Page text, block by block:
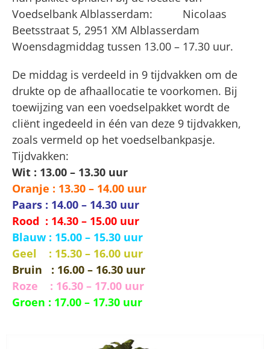
Voedselbank Alblasserdam: Nicolaas
Beetsstraat 5, 2951 XM Alblasserdam
Woensdagmiddag tussen 13.00 – 17.30 uur.
De middag is verdeeld in 9 tijdvakken om de
drukte op de afhaallocatie te voorkomen. Bij
toewijzing van een voedselpakket wordt de
cliënt ingedeeld in één van deze 9 tijdvakken,
zoals vermeld op het voedselbankpasje.
Tijdvakken:
Wit : 13.00 – 13.30 uur
Oranje : 13.30 – 14.00 uur
Paars : 14.00 – 14.30 uur
Rood : 14.30 – 15.00 uur
Blauw : 15.00 – 15.30 uur
Geel : 15.30 – 16.00 uur
Bruin : 16.00 – 16.30 uur
Roze : 16.30 – 17.00 uur
Groen : 17.00 – 17.30 uur